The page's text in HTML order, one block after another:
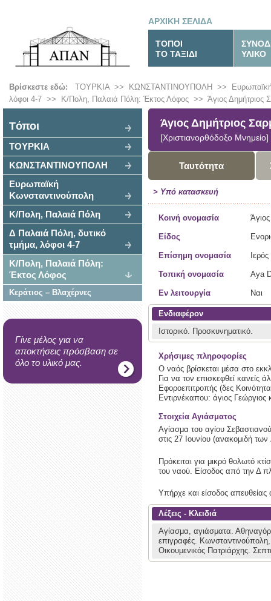
ΑΡΧΙΚΗ ΣΕΛΙΔΑ
ΤΟΠΟΙ
ΤΟ ΤΑΞΙΔΙ
ΥΛΙΚΟ
Βρίσκεστε εδώ: ΤΟΥΡΚΙΑ>> ΚΩΝΣΤΑΝΤΙΝΟΥΠΟΛΗ >>
λόφοι 4-7 >> Κ/Πολη, Παλαιά Πόλη: Έκτος Λόφος >> Άγιος Δημήτριος
Tόποι
ΤΟΥΡΚΙΑ
ΚΩΝΣΤΑΝΤΙΝΟΥΠΟΛΗ
Ευρωπαϊκή
Κωνσταντινούπολη
Κ/Πολη, Παλαιά Πόλη
Δ Παλαιά Πόλη, δυτικό
τμήμα, λόφοι 4-7
Κ/Πολη, Παλαιά Πόλη:
Έκτος Λόφος
Κεράτιος – Βλαχέρνες
Γίνε μέλος για να
αποκτήσεις πρόσβαση σε
όλο το υλικό μας.
Άγιος Δημήτριος
[Χριστιανορθόδοξο Μνημείο]
Ταυτότητα
> Υπό κατασκευή
Κοινή ονομασία
Είδος
Επίσημη ονομασία
Τοπική ονομασία Aya
Εν λειτουργία Ναι
Ενδιαφέρον
Ιστορικό. Προσκυνηματικό.
Χρήσιμες πληροφορίες
Ο ναός βρίσκεται μέσα στο
Για να τον επισκεφθεί κανείς
Εφοροεπιτροπής (δες
Εντιρνέκαπου: άγιος Γεώργιος
Στοιχεία Αγιάσματος
Αγίασμα του αγίου
στις 27 Ιουνίου (ανακομιδή
Πρόκειται για μικρό θολωτό
του ναού. Είσοδος από την Δ
Υπήρχε και είσοδος
Λέξεις - Κλειδιά
Αγίασμα, αγιάσματα.
επιγραφές.
Οικουμενικός Πατριάρχης.